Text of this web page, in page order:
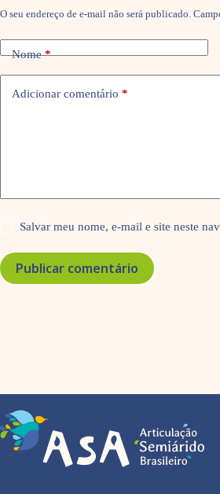
O seu endereço de e-mail não será publicado.
Nome*
Adicionar comentário *
Salvar meu nome, e-mail e site neste
Publicar comentário